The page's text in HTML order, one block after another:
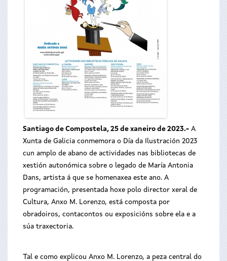
Santiago de Compostela, 25 de xaneiro de 2023.- A
Xunta de Galicia conmemora o Día da Ilustración 2023
cun amplo de abano de actividades nas bibliotecas de
xestión autonómica sobre o legado de María Antonia
Dans, artista á que se homenaxea este ano. A
programación, presentada hoxe polo director xeral de
Cultura, Anxo M. Lorenzo, está composta por
obradoiros, contacontos ou exposicións sobre ela e a
súa traxectoria.
Tal e como explicou Anxo M. Lorenzo, a peza central do